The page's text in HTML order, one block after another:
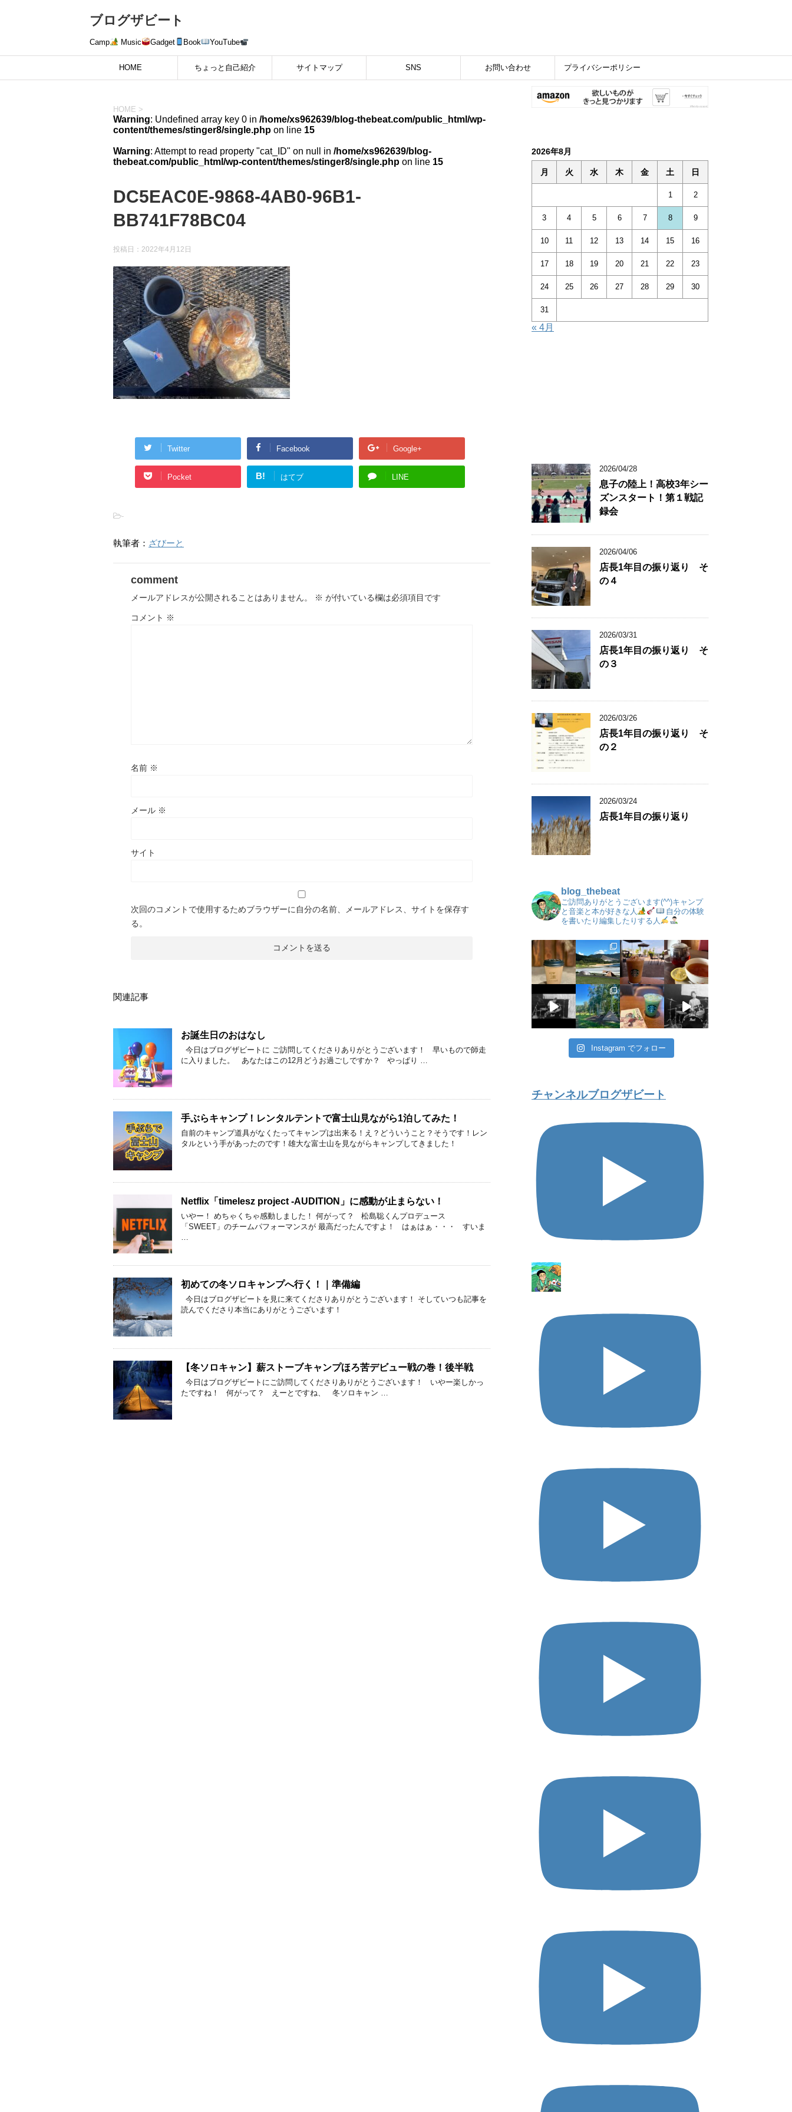
ブログザビート
Camp Music Gadget Book YouTube
HOME ちょっと自己紹介 サイトマップ SNS お問い合わせ プライバシーポリシー
HOME >
Warning: Undefined array key 0 in /home/xs962639/blog-thebeat.com/public_html/wp-
content/themes/stinger8/single.php on line 15
Warning: Attempt to read property "cat_ID" on null in /home/xs962639/blog-
thebeat.com/public_html/wp-content/themes/stinger8/single.php on line 15
DC5EAC0E-9868-4AB0-96B1-
BB741F78BC04
投稿日： 2022年4月12日
Twitter Facebook Google+
Pocket B! はてブ LINE
-
執筆者： ざびーと
comment
メールアドレスが公開されることはありません。 ※ が付いている欄は必須項目です
コメント ※
名前 ※
メール ※
サイト
次回のコメントで使用するためブラウザーに自分の名前、メールアドレス、サイトを保存す
る。
関連記事
お誕生日のおはなし
今日はブログザビートに ご訪問してくださりありがとうございます！ 早いもので師走
に入りました。 あなたはこの12月どうお過ごしですか？ やっぱり …
手ぶらキャンプ！レンタルテントで富士山見ながら1泊してみた！
自前のキャンプ道具がなくたってキャンプは出来る！え？どういうこと？そうです！レン
タルという手があったのです！雄大な富士山を見ながらキャンプしてきました！
Netflix「timelesz project -AUDITION」に感動が止まらない！
いやー！ めちゃくちゃ感動しました！ 何がって？ 松島聡くんプロデュース
「SWEET」のチームパフォーマンスが 最高だったんですよ！ はぁはぁ・・・ すいま
…
初めての冬ソロキャンプへ行く！｜準備編
今日はブログザビートを見に来てくださりありがとうございます！ そしていつも記事を
読んでくださり本当にありがとうございます！
【冬ソロキャン】薪ストーブキャンプほろ苦デビュー戦の巻！後半戦
今日はブログザビートにご訪問してくださりありがとうございます！ いやー楽しかっ
たですね！ 何がって？ えーとですね、 冬ソロキャン …
2026年8月
月 火 水 木 金 土 日
1 2
3 4 5 6 7 8 9
10 11 12 13 14 15 16
17 18 19 20 21 22 23
24 25 26 27 28 29 30
31
« 4月
2026/04/28
息子の陸上！高校3年シー
ズンスタート！第１戦記
録会
2026/04/06
店長1年目の振り返り そ
の４
2026/03/31
店長1年目の振り返り そ
の３
2026/03/26
店長1年目の振り返り そ
の２
2026/03/24
店長1年目の振り返り
blog_thebeat
ご訪問ありがとうございます(^^)キャンプ
と音楽と本が好きな人
自分の体験
を書いたり編集したりする人
Instagram でフォロー
チャンネルブログザビート